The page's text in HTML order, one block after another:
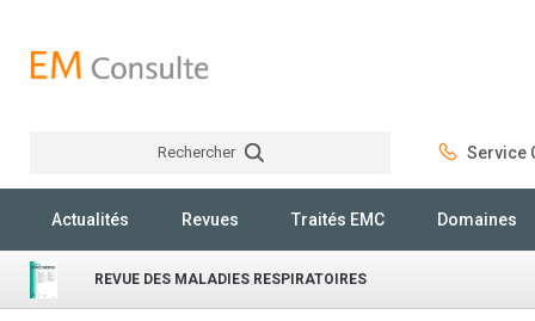
Rechercher Service
Actualités Revues Traités EMC Domaines
REVUE DES MALADIES RESPIRATOIRES